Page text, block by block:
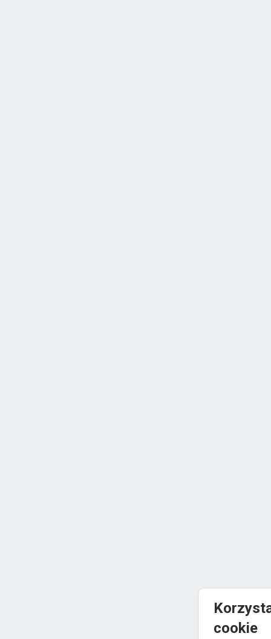
cookie